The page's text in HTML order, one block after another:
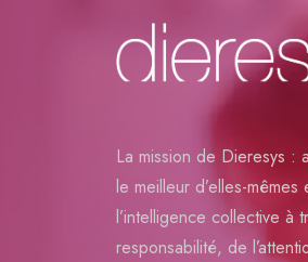
La mission de Dieresys :
le meilleur d’elles-
l’intelligence collective à
responsabilité, de